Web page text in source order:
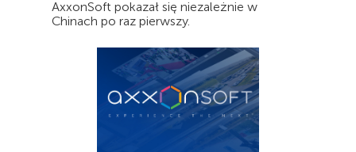
AxxonSoft pokazał się niezależnie w
Chinach po raz pierwszy.